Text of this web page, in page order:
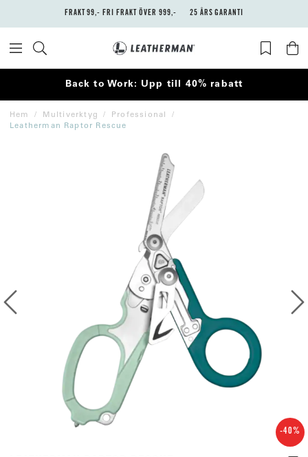
FRAKT 99,- FRI FRAKT ÖVER 999,- 25 ÅRS GARANTI
Back to Work: Upp till 40% rabatt
Hem Multiverktyg
Professional
Leatherman Raptor Rescue
-40%